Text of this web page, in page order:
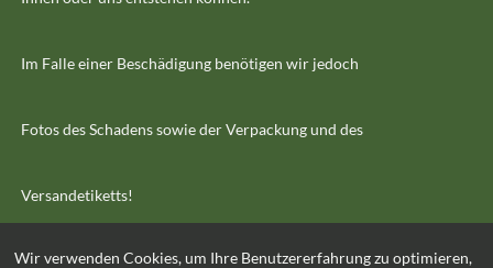
Im Falle einer Beschädigung benötigen wir jedoch
Fotos des Schadens sowie der Verpackung und des
Versandetiketts!
Wir verwenden Cookies, um Ihre Benutzererfahrung zu optimieren,